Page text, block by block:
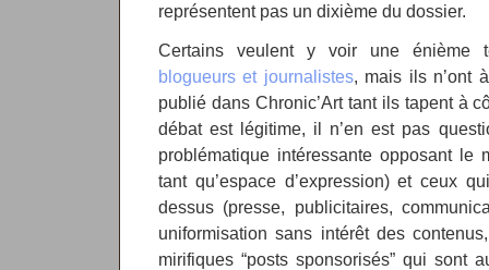
représentent pas un dixième du dossier.
Certains veulent y voir une énième
blogueurs et journalistes, mais ils n’ont
publié dans Chronic’Art tant ils tapent à
débat est légitime, il n’en est pas
problématique intéressante opposant le
tant qu’espace d’expression) et ceux
dessus (presse, publicitaires,
uniformisation sans intérêt des
mirifiques “posts sponsorisés” qui